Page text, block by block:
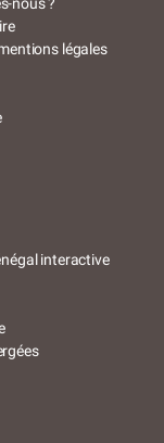
légales
interactive